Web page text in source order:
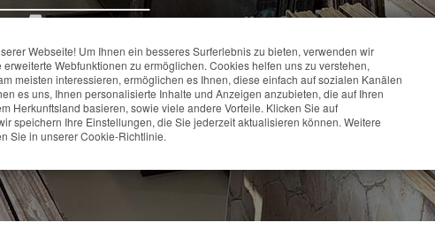
GALAXY BLACK
Webseite! Um Ihnen ein besseres Surferlebnis zu bieten, verwenden wir
Webfunktionen zu ermöglichen. Cookies helfen uns zu verstehen,
meisten interessieren, ermöglichen es Ihnen, diese einfach auf sozialen Kanälen
es uns, Ihnen personalisierte Inhalte und Anzeigen anzubieten, die auf Ihren
Herkunftsland basieren, sowie viele andere Vorteile. Klicken Sie auf
speichern Ihre Einstellungen, die Sie jederzeit aktualisieren können. Weitere
Sie in unserer Cookie-Richtlinie.